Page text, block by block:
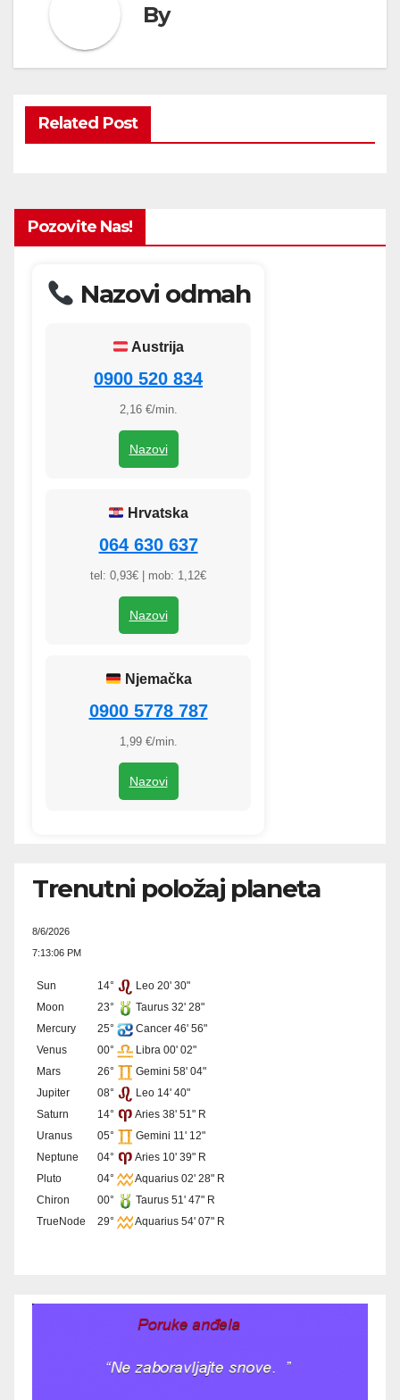
By
Related Post
Pozovite Nas!
Nazovi odmah
Austrija
0900 520 834
2,16 €/min.
Nazovi
Hrvatska
064 630 637
tel: 0,93€ | mob: 1,12€
Nazovi
Njemačka
0900 5778 787
1,99 €/min.
Nazovi
Trenutni položaj planeta
8/6/2026
7:13:06 PM
Sun 14°
Leo 20' 30"
Moon
23°
Taurus 32' 28"
Mercury
25°
Cancer 46' 56"
Venus
00°
Libra 00' 02"
Mars
26°
Gemini 58' 04"
Jupiter
08°
Leo 14' 40"
Saturn
14°
Aries 38' 51" R
Uranus
05°
Gemini 11' 12"
Neptune
04°
Aries 10' 39" R
Pluto
04°
Aquarius 02' 28" R
Chiron
00°
Taurus 51' 47" R
TrueNode
29° Aquarius 54' 07" R